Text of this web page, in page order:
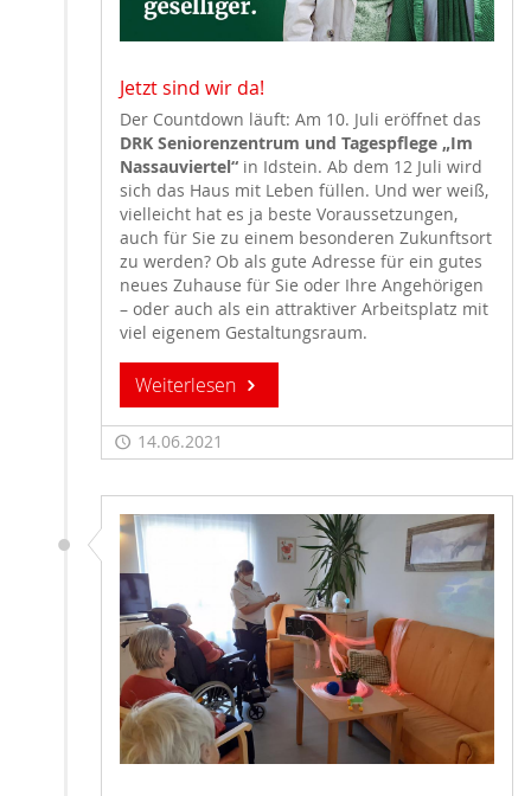
Jetzt sind wir da!
Der Countdown läuft: Am 10. Juli eröffnet das
DRK Seniorenzentrum und Tagespflege „Im
Nassauviertel“ in Idstein. Ab dem 12 Juli wird
sich das Haus mit Leben füllen. Und wer weiß,
vielleicht hat es ja beste Voraussetzungen,
auch für Sie zu einem besonderen Zukunftsort
zu werden? Ob als gute Adresse für ein gutes
neues Zuhause für Sie oder Ihre Angehörigen
– oder auch als ein attraktiver Arbeitsplatz mit
viel eigenem Gestaltungsraum.
Weiterlesen
14.06.2021